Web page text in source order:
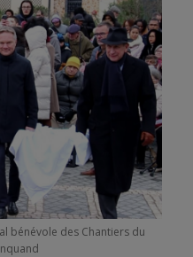
bénévole des Chantiers du